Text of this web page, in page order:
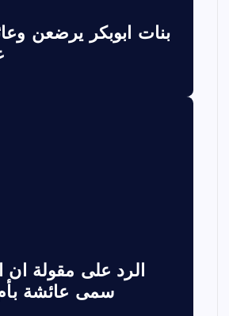
بنات ابوبكر يرضعن
الرد على مقولة ان
سمى عائشة